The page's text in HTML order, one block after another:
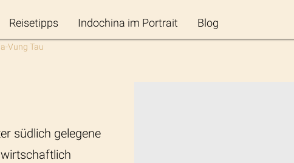
Reisetipps Indochina im Portrait Blog
Vung Tau
südlich gelegene